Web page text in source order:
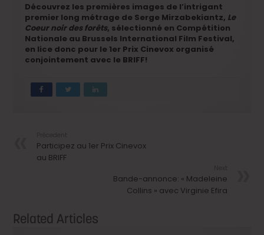
Découvrez les premières images de l’intrigant
premier long métrage de Serge Mirzabekiantz, Le
Coeur noir des forêts, sélectionné en Compétition
Nationale au Brussels International Film Festival,
en lice donc pour le 1er Prix Cinevox organisé
conjointement avec le BRIFF!
Participez au 1er Prix Cinevox
au BRIFF
Bande-annonce: « Madeleine
Collins » avec Virginie Efira
Related Articles